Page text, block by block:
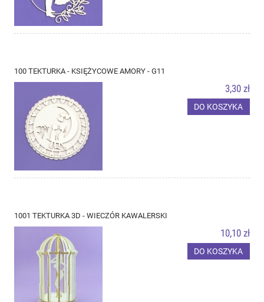
100 TEKTURKA - KSIĘŻYCOWE AMORY - G11
3,30 zł
DO KOSZYKA
1001 TEKTURKA 3D - WIECZÓR KAWALERSKI
10,10 zł
DO KOSZYKA